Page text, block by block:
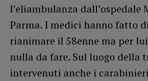
l’eliambulanza dall’ospedale
Parma. I medici hanno fatto
rianimare il 58enne ma per
nulla da fare. Sul luogo della
intervenuti anche i